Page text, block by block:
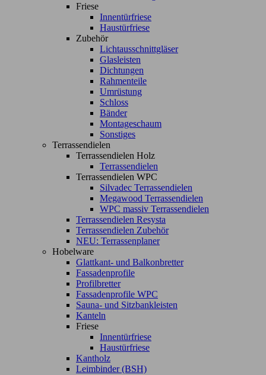
Friese
Innentürfriese
Haustürfriese
Zubehör
Lichtausschnittgläser
Glasleisten
Dichtungen
Rahmenteile
Umrüstung
Schloss
Bänder
Montageschaum
Sonstiges
Terrassendielen
Terrassendielen Holz
Terrassendielen
Terrassendielen WPC
Silvadec Terrassendielen
Megawood Terrassendielen
WPC massiv Terrassendielen
Terrassendielen Resysta
Terrassendielen Zubehör
NEU: Terrassenplaner
Hobelware
Glattkant- und Balkonbretter
Fassadenprofile
Profilbretter
Fassadenprofile WPC
Sauna- und Sitzbankleisten
Kanteln
Friese
Innentürfriese
Haustürfriese
Kantholz
Leimbinder (BSH)